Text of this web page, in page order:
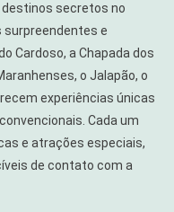
destinos secretos no
surpreendentes e
Cardoso, a Chapada dos
o Jalapão, o
experiências únicas
Cada um
e atrações especiais,
de contato com a